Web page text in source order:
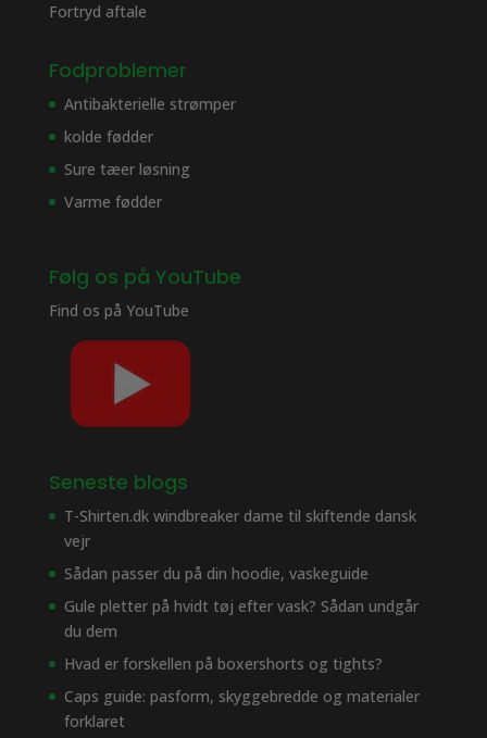
Fortryd aftale
Fodproblemer
Antibakterielle strømper
kolde fødder
Sure tæer løsning
Varme fødder
Følg os på YouTube
Find os på YouTube
Seneste blogs
T-Shirten.dk windbreaker dame til skiftende dansk
vejr
Sådan passer du på din hoodie, vaskeguide
Gule pletter på hvidt tøj efter vask? Sådan undgår
du dem
Hvad er forskellen på boxershorts og tights?
Caps guide: pasform, skyggebredde og materialer
forklaret